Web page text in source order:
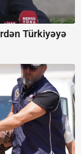
Türkiyəyə